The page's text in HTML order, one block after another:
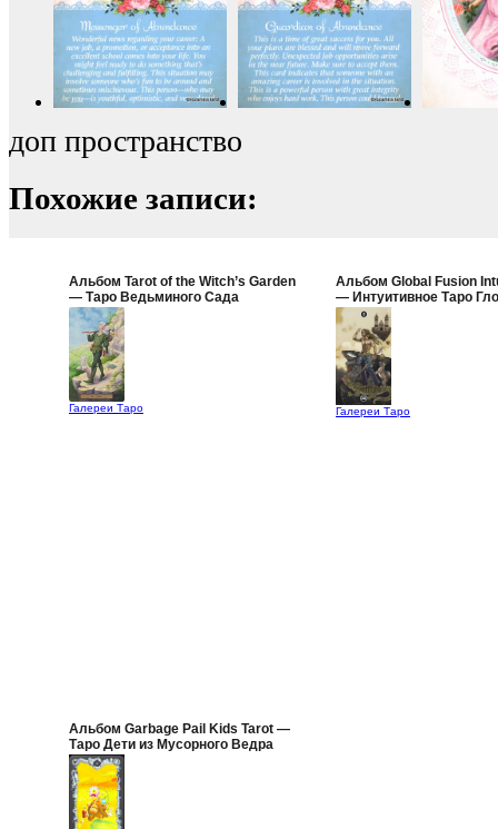
доп пространство
Похожие записи:
Альбом Tarot of the Witch’s Garden
— Таро Ведьминого Сада
Галереи Таро
Альбом Global Fusion
— Интуитивное Таро
Слияния
Галереи Таро
Альбом Garbage Pail Kids Tarot —
Таро Дети из Мусорного Ведра